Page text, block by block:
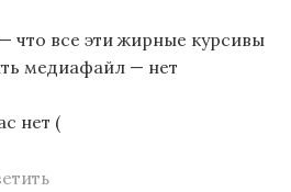
что все эти жирные курсивы
медиафайл — нет
нет (